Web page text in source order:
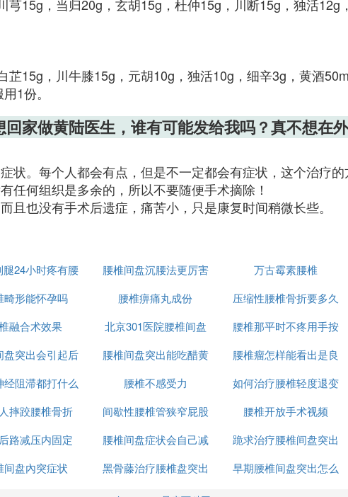
15g，当归20g，玄胡15g，杜仲15g，川断15g，独活12g
15g，川牛膝15g，元胡10g，独活10g，细辛3g，黄酒50ml
1份。
家做黄陆医生，谁有可能发给我吗？真不想在
状。每个人都会有点，但是不一定都会有症状，这个治疗
任何组织是多余的，所以不要随便手术摘除！
也没有手术后遗症，痛苦小，只是康复时间稍微长些。
腿24小时疼有腰
椎突出
腰椎间盘沉腰法更厉害 万古霉素腰椎
畸形能怀孕吗 腰椎痹痛丸成份
压缩性腰椎骨折要多久
能下地开车
融合术效果
北京301医院腰椎间盘
突出
腰椎那平时不疼用手按
疼怎麽回事
盘突出会引起后
背疼
腰椎间盘突出能吃醋黄
瓜吗
腰椎瘤怎样能看出是良
性或者恶性
经阻滞都打什么
药
腰椎不感受力 如何治疗腰椎轻度退变
摔跤腰椎骨折
间歇性腰椎管狭窄屁股
疼
腰椎开放手术视频
路减压内固定
ppt
腰椎间盘症状会自己减
轻吗
跪求治疗腰椎间盘突出
的方法
间盘內突症状 黑骨藤治疗腰椎盘突出
早期腰椎间盘突出怎么